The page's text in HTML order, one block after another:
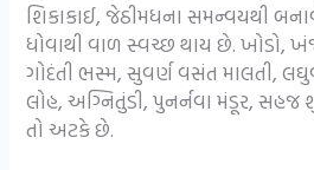
શિકાકાઈ, જેઠીમધના સમન્વયથી
ધોવાથી વાળ સ્વચ્છ થાય છે. ખોડો,
ગોદંતી ભસ્મ, સુવર્ણ વસંત માલતી,
લોહ, અગ્નિતુંડી, પુનર્નવા મંડૂર, સહજ
તો અટકે છે.